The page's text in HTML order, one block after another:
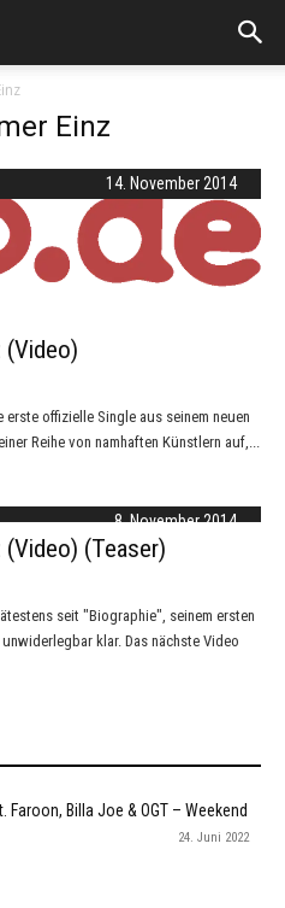
Einz
14. November 2014
(Video)
offizielle Single aus seinem neuen
Reihe von namhaften Künstlern auf,...
8. November 2014
(Teaser)
seit "Biographie", seinem ersten
klar. Das nächste Video
Faroon, Billa Joe & OGT – Weekend
24. Juni 2022